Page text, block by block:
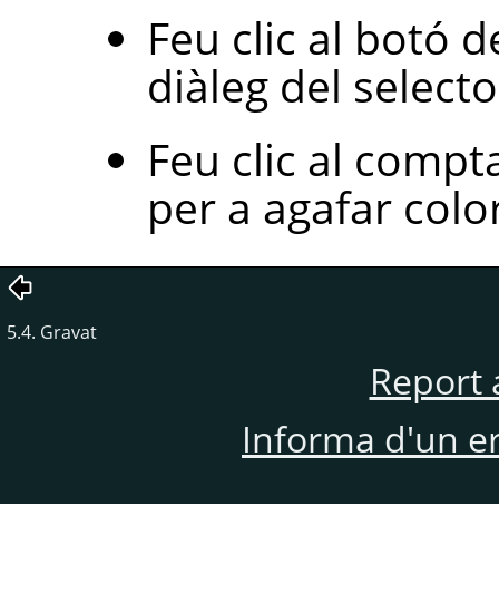
Feu clic al botó
diàleg del
Feu clic al
per a agafar
5.4. Gravat
Report
Informa d'un